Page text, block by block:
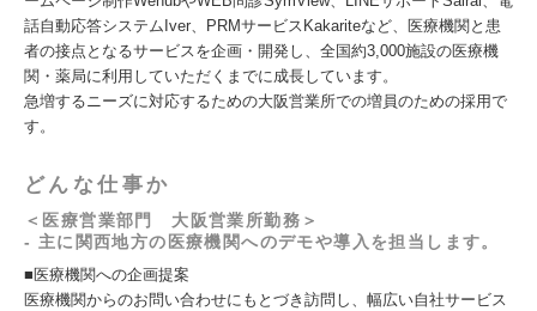
話自動応答システムIver、PRMサービスKakariteなど、医療機関と患
者の接点となるサービスを企画・開発し、全国約3,000施設の医療機
関・薬局に利用していただくまでに成長しています。
急増するニーズに対応するための大阪営業所での増員のための採用で
す。
どんな仕事か
＜医療営業部門 大阪営業所勤務＞
- 主に関西地方の医療機関へのデモや導入を担当します。
■医療機関への企画提案
医療機関からのお問い合わせにもとづき訪問し、幅広い自社サービス